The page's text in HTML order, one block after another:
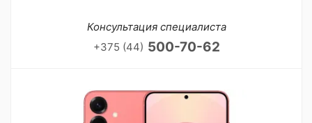
Консультация специалиста
+375 (44) 500-70-62